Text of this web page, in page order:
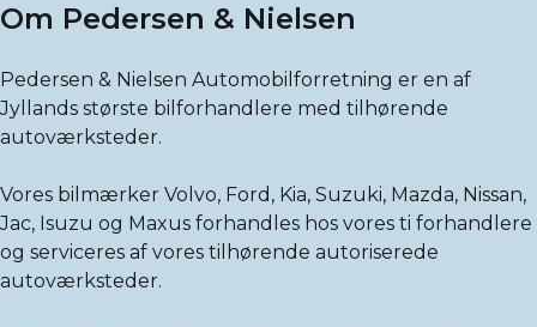
Om Pedersen & Nielsen
Pedersen & Nielsen Automobilforretning er en af
Jyllands største bilforhandlere med tilhørende
autoværksteder.
Vores bilmærker Volvo, Ford, Kia, Suzuki, Mazda, Nissan,
Jac, Isuzu og Maxus forhandles hos vores ti forhandlere
og serviceres af vores tilhørende autoriserede
autoværksteder.